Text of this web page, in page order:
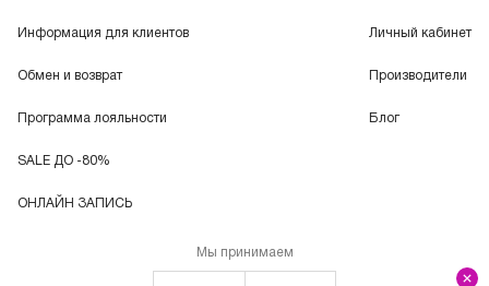
Информация для клиентов
Обмен и возврат
Программа лояльности
SALE ДО -80%
ОНЛАЙН ЗАПИСЬ
Личный кабинет
Производители
Блог
Мы принимаем